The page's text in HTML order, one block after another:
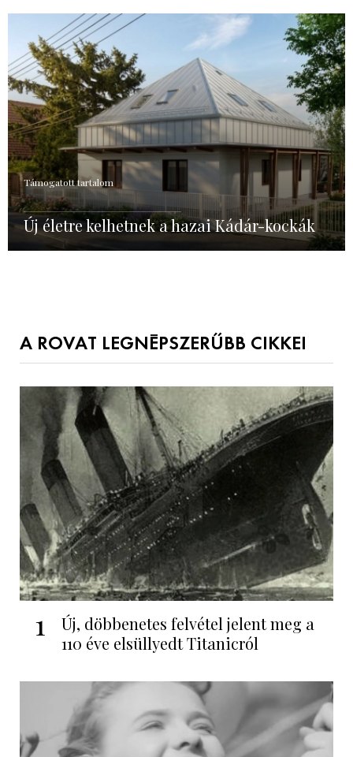
Támogatott tartalom
Új életre kelhetnek a hazai Kádár-kockák
A ROVAT LEGNÉPSZERŰBB CIKKEI
1
Új, döbbenetes felvétel jelent meg a
110 éve elsüllyedt Titanicról